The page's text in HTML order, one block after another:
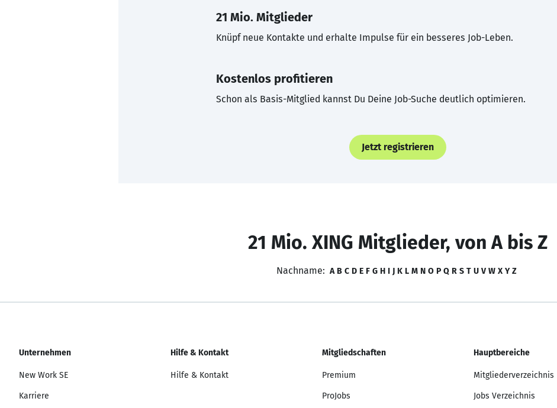
21 Mio. Mitglieder
Knüpf neue Kontakte und erhalte Impulse für ein besseres Job-Leben.
Kostenlos profitieren
Schon als Basis-Mitglied kannst Du Deine Job-Suche deutlich optimieren.
Jetzt registrieren
21 Mio. XING Mitglieder, von A bis Z
Nachname: A B C D E F G H I J K L M N O P Q R S T U V W X Y Z
Unternehmen
New Work SE
Karriere
Hilfe & Kontakt
Hilfe & Kontakt
Mitgliedschaften
Premium
ProJobs
Hauptbereiche
Mitgliederverzeichnis
Jobs Verzeichnis